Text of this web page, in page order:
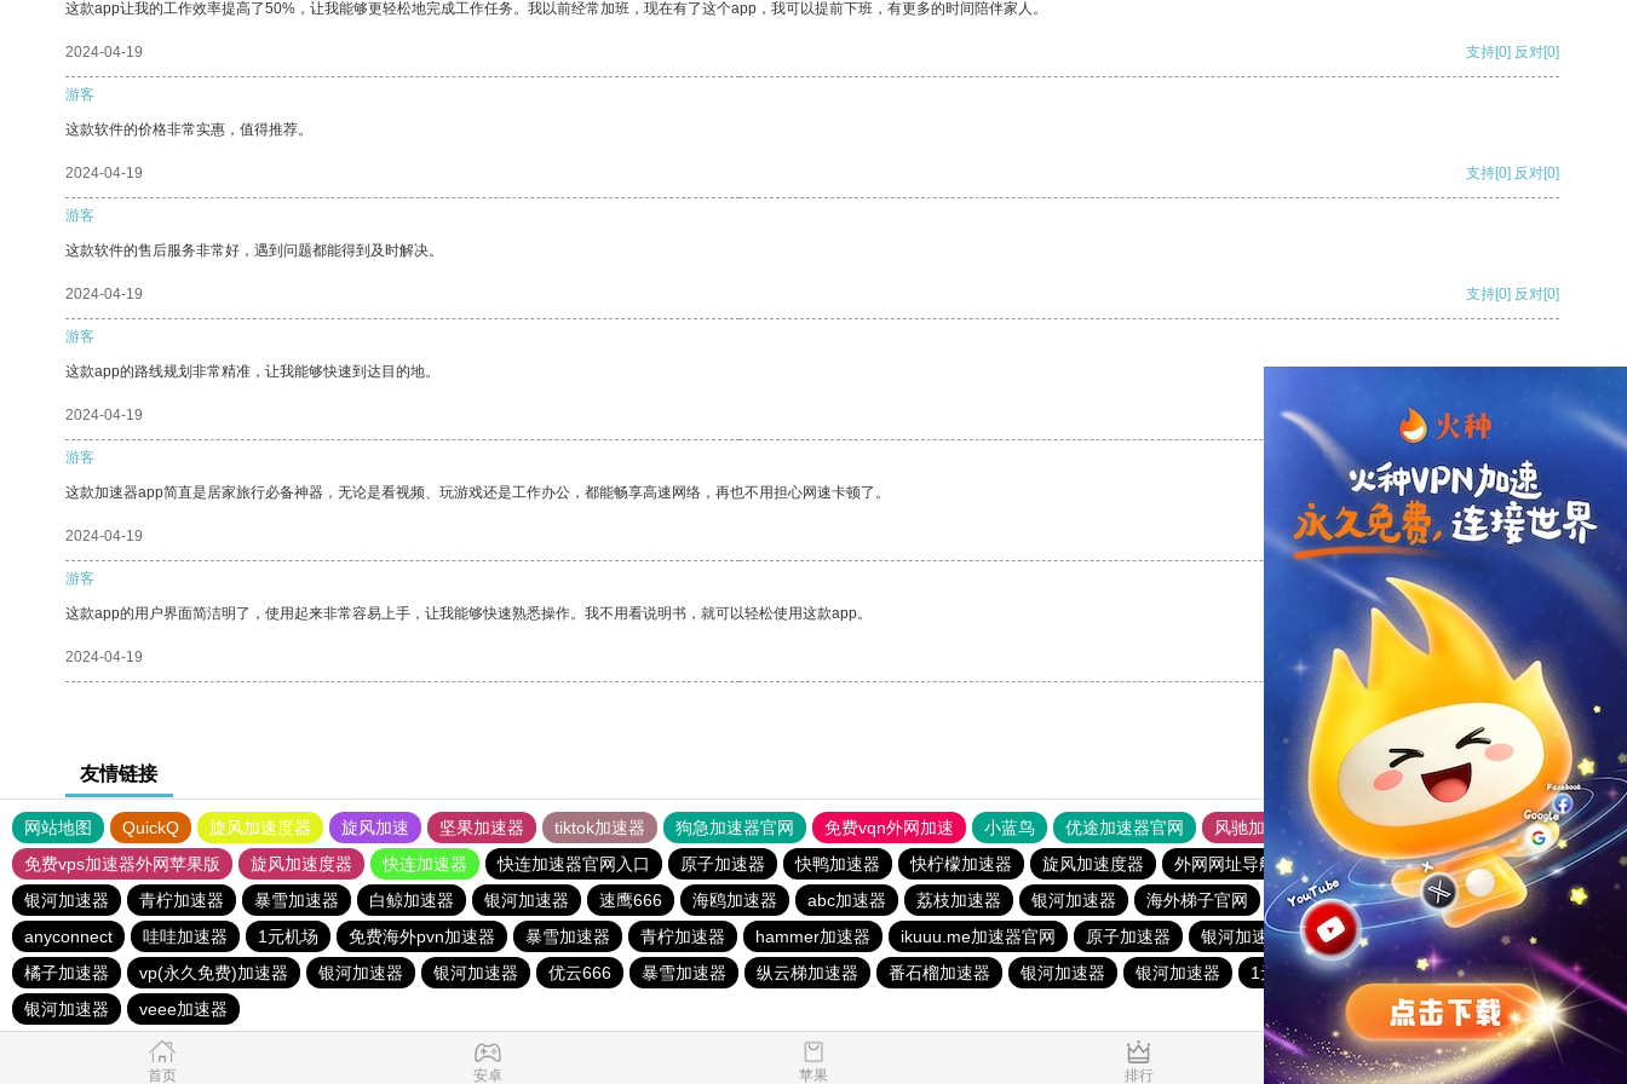
这款app让我的工作效率提高了50%，让我能够更轻松地完成工作任务。我以前经常加班，现在有了这个app，我可以提前下班，有更多的时间陪伴家人。
2024-04-19 支持[0] 反对[0]
游客
这款软件的价格非常实惠，值得推荐。
2024-04-19 支持[0] 反对[0]
游客
这款软件的售后服务非常好，遇到问题都能得到及时解决。
2024-04-19 支持[0] 反对[0]
游客
这款app的路线规划非常精准，让我能够快速到达目的地。
2024-04-19 支持
游客
这款加速器app简直是居家旅行必备神器，无论是看视频、玩游戏还是工作办公，都能畅享高速网络，再也不用担心网速卡顿了。
2024-04-19 支持[0] 反对[0]
游客
这款app的用户界面简洁明了，使用起来非常容易上手，让我能够快速熟悉操作。我不用看说明书，就可以轻松使用这款app。
2024-04-19 支持[0] 反对[0]
友情链接
网站地图 QuickQ 旋风加速度器 旋风加速 坚果加速器 tiktok加速器 狗急加速器官网 免费vqn外网加速 小蓝鸟 优途加速器官网 风驰加速器
旋风加速器
免费vps加速器外网苹果版
旋风加速度器 快连加速器 快连加速器官网入口 原子加速器 快鸭加速器 快柠檬加速器 旋风加速度器 外网网址导航 软件中心
蜜蜂加速器
银河加速器
青柠加速器 暴雪加速器 白鲸加速器 银河加速器 速鹰666 海鸥加速器 abc加速器 荔枝加速器 银河加速器 海外梯子官网 暴雪加速器
vp(永久免费)加速器
anyconnect
哇哇加速器 1元机场 免费海外pvn加速器 暴雪加速器 青柠加速器 hammer加速器 ikuuu.me加速器官网 原子加速器 银河加速器 vp(永久免费)加速器
蚂蚁加速器
橘子加速器
vp(永久免费)加速器 银河加速器 银河加速器 优云666 暴雪加速器 纵云梯加速器 番石榴加速器 银河加速器 银河加速器 1元机场 anyconnect
anyconnect
银河加速器
veee加速器
首页 安卓 苹果 排行 推荐